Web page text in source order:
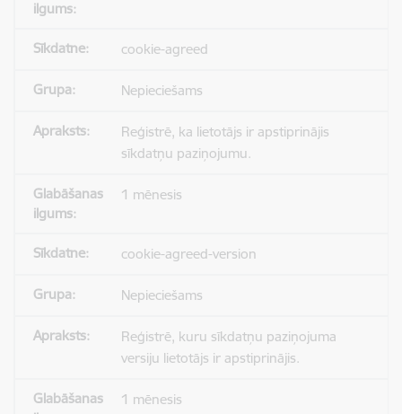
cookie-agreed
Nepieciešams
Reģistrē, ka lietotājs ir apstiprinājis
sīkdatņu paziņojumu.
1 mēnesis
cookie-agreed-version
Nepieciešams
Reģistrē, kuru sīkdatņu paziņojuma
versiju lietotājs ir apstiprinājis.
1 mēnesis